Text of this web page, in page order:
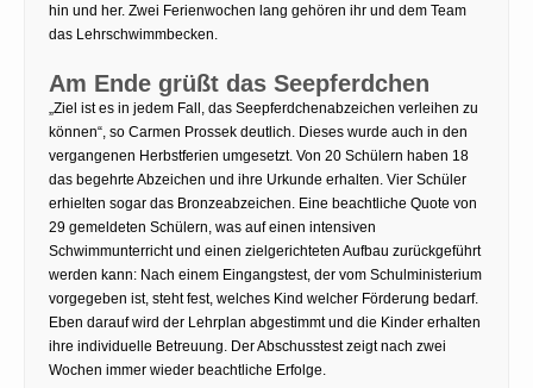
hin und her. Zwei Ferienwochen lang gehören ihr und dem Team
das Lehrschwimmbecken.
Am Ende grüßt das Seepferdchen
„Ziel ist es in jedem Fall, das Seepferdchenabzeichen verleihen zu
können“, so Carmen Prossek deutlich. Dieses wurde auch in den
vergangenen Herbstferien umgesetzt. Von 20 Schülern haben 18
das begehrte Abzeichen und ihre Urkunde erhalten. Vier Schüler
erhielten sogar das Bronzeabzeichen. Eine beachtliche Quote von
29 gemeldeten Schülern, was auf einen intensiven
Schwimmunterricht und einen zielgerichteten Aufbau zurückgeführt
werden kann: Nach einem Eingangstest, der vom Schulministerium
vorgegeben ist, steht fest, welches Kind welcher Förderung bedarf.
Eben darauf wird der Lehrplan abgestimmt und die Kinder erhalten
ihre individuelle Betreuung. Der Abschusstest zeigt nach zwei
Wochen immer wieder beachtliche Erfolge.